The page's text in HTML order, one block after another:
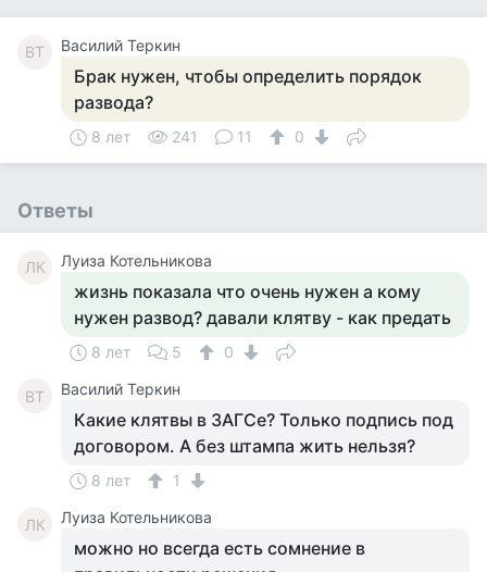
ВТ Василий Теркин
Брак нужен, чтобы определить порядок
развода?
8 лет 241 11 0
Ответы
ЛК Луиза Котельникова
жизнь показала что очень нужен а кому
нужен развод? давали клятву - как предать
8 лет 5 0
ВТ Василий Теркин
Какие клятвы в ЗАГСе? Только подпись под
договором. А без штампа жить нельзя?
8 лет 1
ЛК Луиза Котельникова
можно но всегда есть сомнение в